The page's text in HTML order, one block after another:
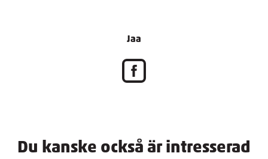
Jaa
Du kanske också är intresserad